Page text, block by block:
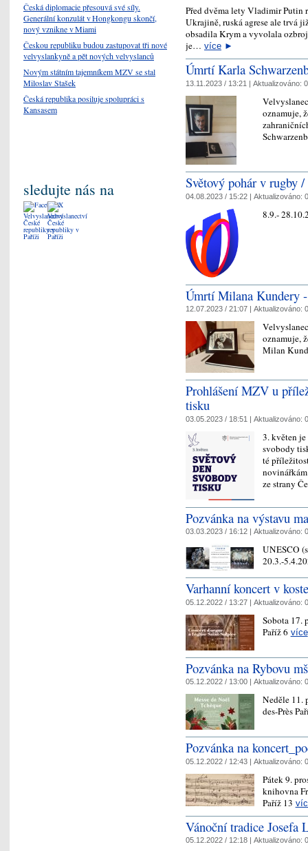
Před dvěma lety Vladimir
Ukrajině, ruská agrese ale trvá
obsadila Krym a vyvolala
je… více ►
Úmrtí Karla
13.11.2023 / 13:21 | Aktualizováno:
oznamuje,
Světový pohár v rugby
04.08.2023 / 15:22 | Aktualizováno:
8.9.-
Úmrtí Milana Kundery
12.07.2023 / 21:07 | Aktualizováno:
oznamuje,
Milan
Prohlášení MZV u
tisku
03.05.2023 / 18:51 | Aktualizováno:
3. květen
svobody
té
ze strany
Pozvánka na výstavu
03.03.2023 / 16:12 | Aktualizováno:
UNESCO
20.3.-
Varhanní koncert v
05.12.2022 / 13:27 | Aktualizováno:
Sobota 17.
Paříž 6 více
Pozvánka na Rybovu
05.12.2022 / 13:00 | Aktualizováno:
Neděle 11.
des-Près
Pozvánka na
05.12.2022 / 12:43 | Aktualizováno:
Pátek 9.
knihovna
Paříž 13
Vánoční tradice Josefa
05.12.2022 / 12:18 | Aktualizováno:
Česká diplomacie přesouvá své síly.
Generální konzulát v Hongkongu skončí,
nový vznikne v Miami
Českou republiku budou zastupovat tři nové
velvyslankyně a pět nových velvyslanců
Novým státním tajemníkem MZV se stal
Miloslav Stašek
Česká republika posiluje spolupráci s
Kansasem
sledujte nás na